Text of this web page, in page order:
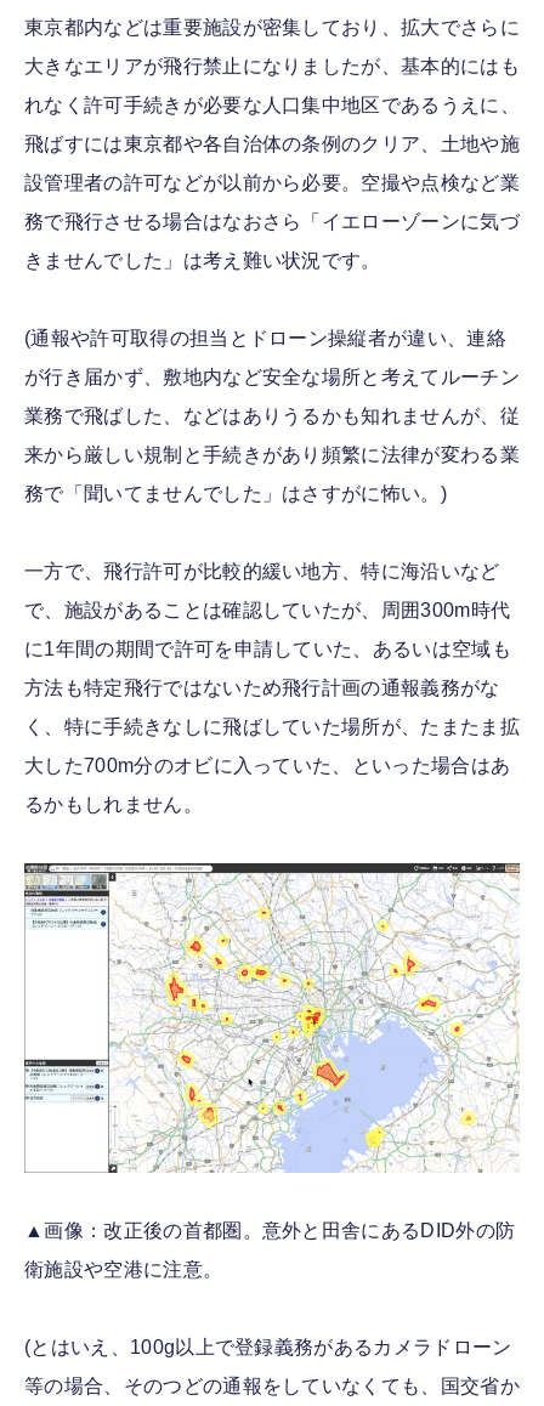
東京都内などは重要施設が密集しており、拡大でさらに
大きなエリアが飛行禁止になりましたが、基本的にはも
れなく許可手続きが必要な人口集中地区であるうえに、
飛ばすには東京都や各自治体の条例のクリア、土地や施
設管理者の許可などが以前から必要。空撮や点検など業
務で飛行させる場合はなおさら「イエローゾーンに気づ
きませんでした」は考え難い状況です。
(通報や許可取得の担当とドローン操縦者が違い、連絡
が行き届かず、敷地内など安全な場所と考えてルーチン
業務で飛ばした、などはありうるかも知れませんが、従
来から厳しい規制と手続きがあり頻繁に法律が変わる業
務で「聞いてませんでした」はさすがに怖い。)
一方で、飛行許可が比較的緩い地方、特に海沿いなど
で、施設があることは確認していたが、周囲300m時代
に1年間の期間で許可を申請していた、あるいは空域も
方法も特定飛行ではないため飛行計画の通報義務がな
く、特に手続きなしに飛ばしていた場所が、たまたま拡
大した700m分のオビに入っていた、といった場合はあ
るかもしれません。
▲画像：改正後の首都圏。意外と田舎にあるDID外の防
衛施設や空港に注意。
(とはいえ、100g以上で登録義務があるカメラドローン
等の場合、そのつどの通報をしていなくても、国交省か